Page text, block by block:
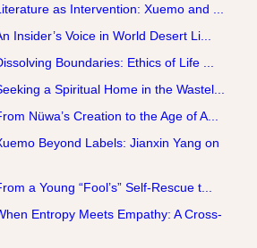
as Intervention: Xuemo and ...
Insider’s Voice in World Desert Li...
Boundaries: Ethics of Life ...
a Spiritual Home in the Wastel...
Nüwa’s Creation to the Age of A...
Beyond Labels: Jianxin Yang on
a Young “Fool’s” Self-Rescue t...
Entropy Meets Empathy: A Cross-